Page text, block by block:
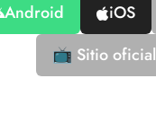
Android iOS
📺 Sitio oficial